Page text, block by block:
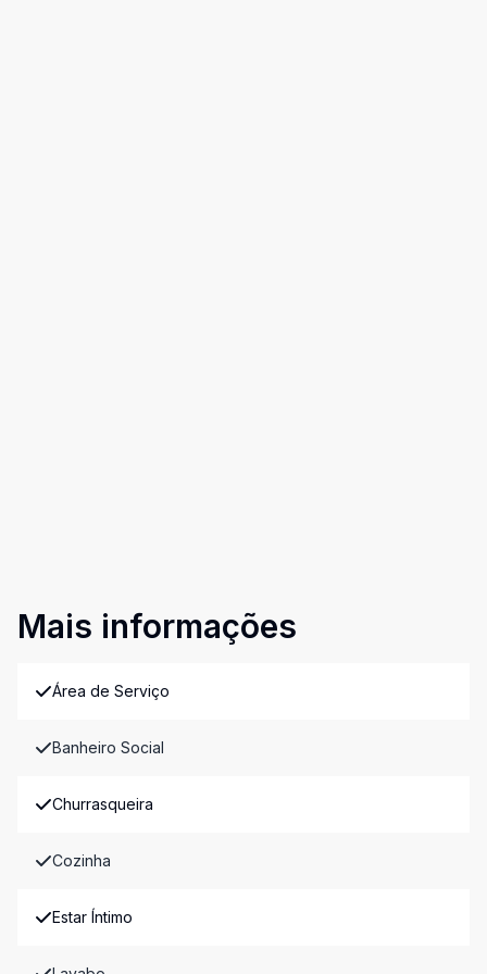
Mais informações
Área de Serviço
Banheiro Social
Churrasqueira
Cozinha
Estar Íntimo